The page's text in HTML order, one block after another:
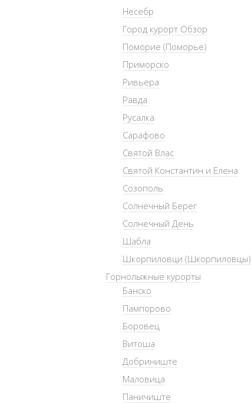
Несебр
Город курорт Обзор
Поморие (Поморье)
Приморско
Ривьера
Равда
Русалка
Сарафово
Святой Влас
Святой Константин и Елена
Созополь
Солнечный Берег
Солнечный День
Шабла
Шкорпиловци (Шкорпиловцы)
Горнолыжные курорты
Банско
Пампорово
Боровец
Витоша
Добриниште
Маловица
Паничиште